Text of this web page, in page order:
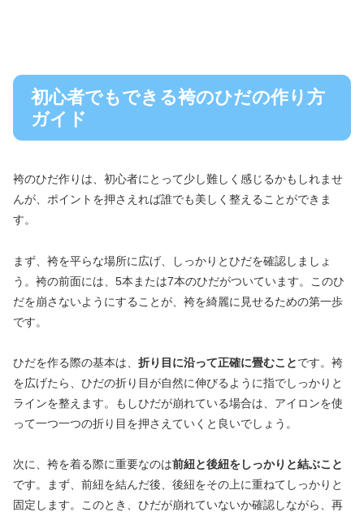
初心者でもできる袴のひだの作り方
ガイド
袴のひだ作りは、初心者にとって少し難しく感じるかもしれませ
んが、ポイントを押さえれば誰でも美しく整えることができま
す。
まず、袴を平らな場所に広げ、しっかりとひだを確認しましょ
う。袴の前面には、5本または7本のひだがついています。このひ
だを崩さないようにすることが、袴を綺麗に見せるための第一歩
です。
ひだを作る際の基本は、 折り目に沿って正確に畳むことです。袴
を広げたら、ひだの折り目が自然に伸びるように指でしっかりと
ラインを整えます。もしひだが崩れている場合は、アイロンを使
って一つ一つの折り目を押さえていくと良いでしょう。
次に、袴を着る際に重要なのは前紐と後紐をしっかりと結ぶこと
です。まず、前紐を結んだ後、後紐をその上に重ねてしっかりと
固定します。このとき、ひだが崩れていないか確認しながら、再